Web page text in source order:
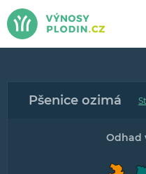
Pšenice ozimá
Odhad